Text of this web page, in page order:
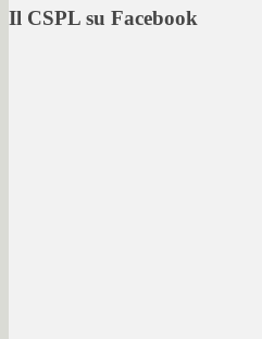
Il CSPL su Facebook